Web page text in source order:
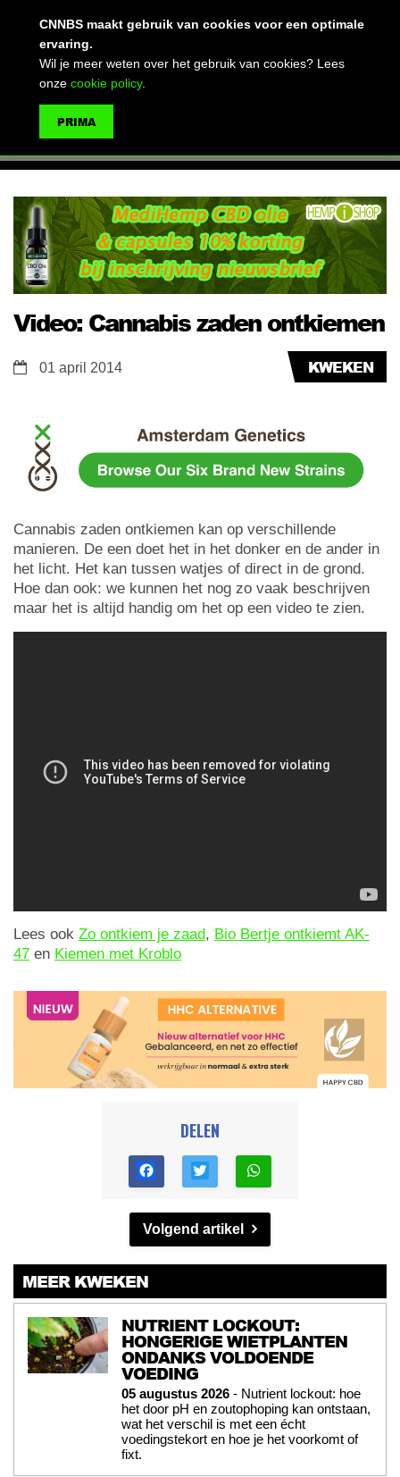
Video: Cannabis zaden ontkiemen
KWEKEN
01 april 2014
Cannabis zaden ontkiemen kan op verschillende
manieren. De een doet het in het donker en de ander in
het licht. Het kan tussen watjes of direct in de grond.
Hoe dan ook: we kunnen het nog zo vaak beschrijven
maar het is altijd handig om het op een video te zien.
Lees ook Zo ontkiem je zaad, Bio Bertje ontkiemt AK-
47 en Kiemen met Kroblo
DELEN
Volgend artikel
MEER KWEKEN
NUTRIENT LOCKOUT:
HONGERIGE WIETPLANTEN
ONDANKS VOLDOENDE
VOEDING
05 augustus 2026 - Nutrient lockout: hoe
het door pH en zoutophoping kan ontstaan,
wat het verschil is met een écht
voedingstekort en hoe je het voorkomt of
fixt.
CNNBS maakt gebruik van cookies voor een optimale
ervaring.
Wil je meer weten over het gebruik van cookies? Lees
onze cookie policy.
PRIMA